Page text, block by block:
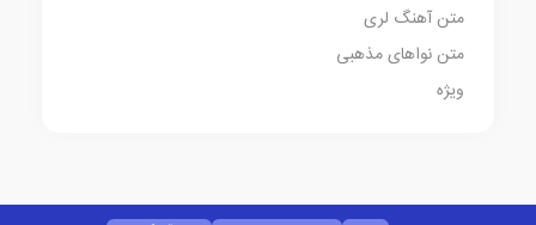
متن آهنگ لری
متن نواهای مذهبی
ویژه